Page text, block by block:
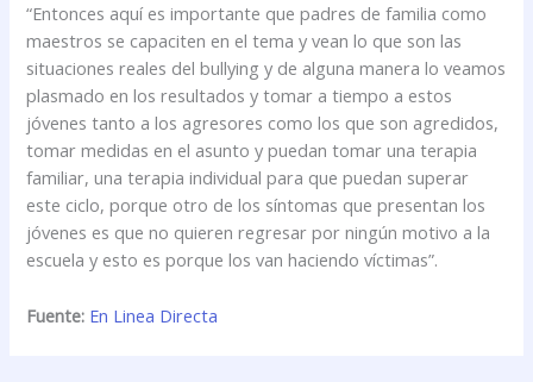
“Entonces aquí es importante que padres de familia como
maestros se capaciten en el tema y vean lo que son las
situaciones reales del bullying y de alguna manera lo veamos
plasmado en los resultados y tomar a tiempo a estos
jóvenes tanto a los agresores como los que son agredidos,
tomar medidas en el asunto y puedan tomar una terapia
familiar, una terapia individual para que puedan superar
este ciclo, porque otro de los síntomas que presentan los
jóvenes es que no quieren regresar por ningún motivo a la
escuela y esto es porque los van haciendo víctimas”.
Fuente: En Linea Directa